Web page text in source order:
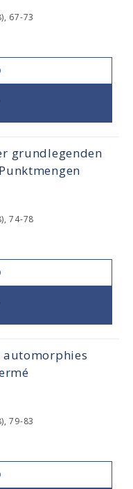
67-73
grundlegenden
74-78
automorphies
79-83